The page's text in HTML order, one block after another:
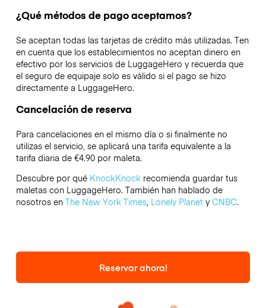
¿Qué métodos de pago aceptamos?
Se aceptan todas las tarjetas de crédito más utilizadas. Ten
en cuenta que los establecimientos no aceptan dinero en
efectivo por los servicios de LuggageHero y recuerda que
el seguro de equipaje solo es válido si el pago se hizo
directamente a LuggageHero.
Cancelación de reserva
Para cancelaciones en el mismo día o si finalmente no
utilizas el servicio, se aplicará una tarifa equivalente a la
tarifa diaria de €4.90 por maleta.
Descubre por qué KnockKnockrecomienda guardar tus
maletas con LuggageHero. También han hablado de
nosotros en The New York Times, Lonely Planety CNBC.
Reservar ahora!